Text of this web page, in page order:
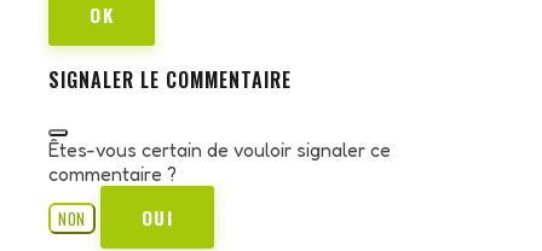
OK
SIGNALER LE COMMENTAIRE
Êtes-vous certain de vouloir signaler ce
commentaire ?
NON
OUI